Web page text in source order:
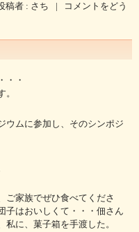
稿者 : さち |
コメントをどう
・・
ウムに参加し、そのシンポジ
ご家族でぜひ食べてくださ
子はおいしくて・・・佃さん
に、菓子箱を手渡した。